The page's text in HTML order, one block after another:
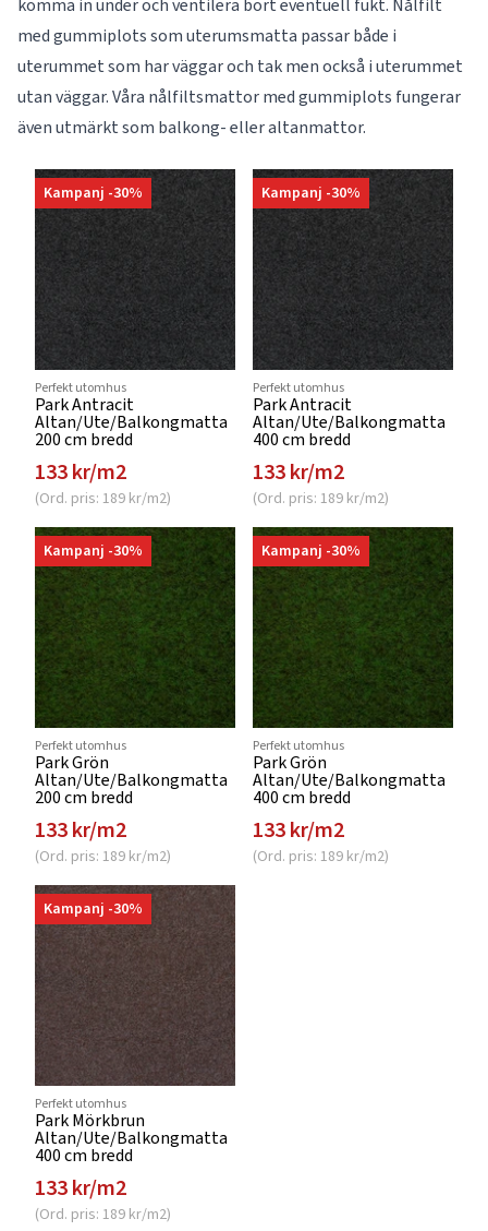
med gummiplots som uterumsmatta passar både i
uterummet som har väggar och tak men också i uterummet
utan väggar. Våra nålfiltsmattor med gummiplots fungerar
även utmärkt som balkong- eller altanmattor.
Kampanj -30%
Perfekt utomhus
Park Antracit
Altan/Ute/Balkongmatta
200 cm bredd
133 kr/m2
(Ord. pris: 189 kr/m2)
Kampanj -30%
Perfekt utomhus
Park Antracit
Altan/Ute/Balkongmatta
400 cm bredd
133 kr/m2
(Ord. pris: 189 kr/m2)
Kampanj -30%
Perfekt utomhus
Park Grön
Altan/Ute/Balkongmatta
200 cm bredd
133 kr/m2
(Ord. pris: 189 kr/m2)
Kampanj -30%
Perfekt utomhus
Park Grön
Altan/Ute/Balkongmatta
400 cm bredd
133 kr/m2
(Ord. pris: 189 kr/m2)
Kampanj -30%
Perfekt utomhus
Park Mörkbrun
Altan/Ute/Balkongmatta
400 cm bredd
133 kr/m2
(Ord. pris: 189 kr/m2)